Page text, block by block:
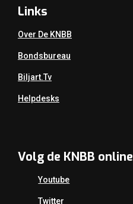
Links
Over De KNBB
Bondsbureau
Biljart.tv
Helpdesks
Volg de KNBB online
Youtube
Twitter